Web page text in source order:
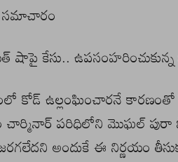
సమాచారం
కేసు.. ఉపసంహరించుకున్న
కోడ్ ఉల్లంఘించారనే
చార్మినార్ పరిధిలోని మొఘల్ పురా
అందుకే ఈ నిర్ణయం